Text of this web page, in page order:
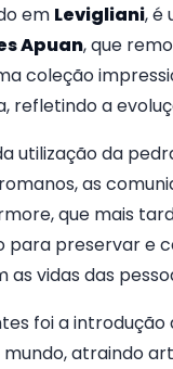
em Levigliani, é
Apuan, que
coleção
refletindo a
utilização da
as
que mais
para preservar e
vidas das
foi a
atraindo